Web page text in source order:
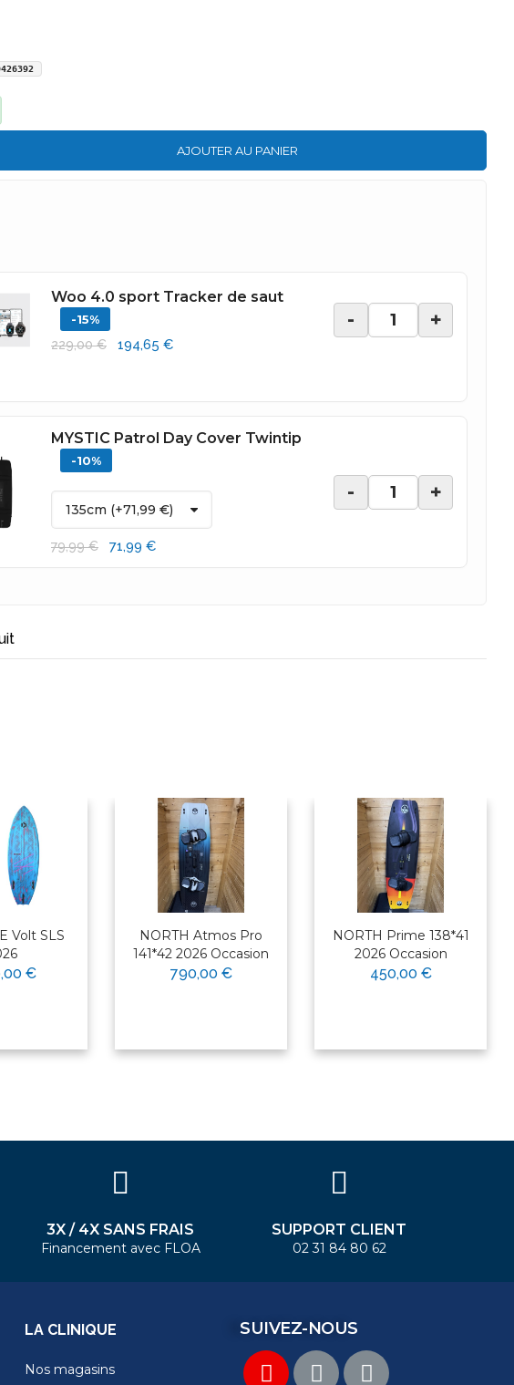
AJOUTER AU PANIER
Woo 4.0 sport Tracker de saut
-15%
229,00 €
194,65 €
- +
MYSTIC Patrol Day Cover Twintip
-10%
79,99 € 71,99 €
- +
Volt SLS
€
NORTH Atmos Pro
141*42 2026 Occasion
790,00 €
NORTH Prime 138*41
2026 Occasion
450,00 €
3X / 4X SANS FRAIS
Financement avec FLOA
SUPPORT CLIENT
02 31 84 80 62
LA CLINIQUE
Nos magasins
SUIVEZ-NOUS